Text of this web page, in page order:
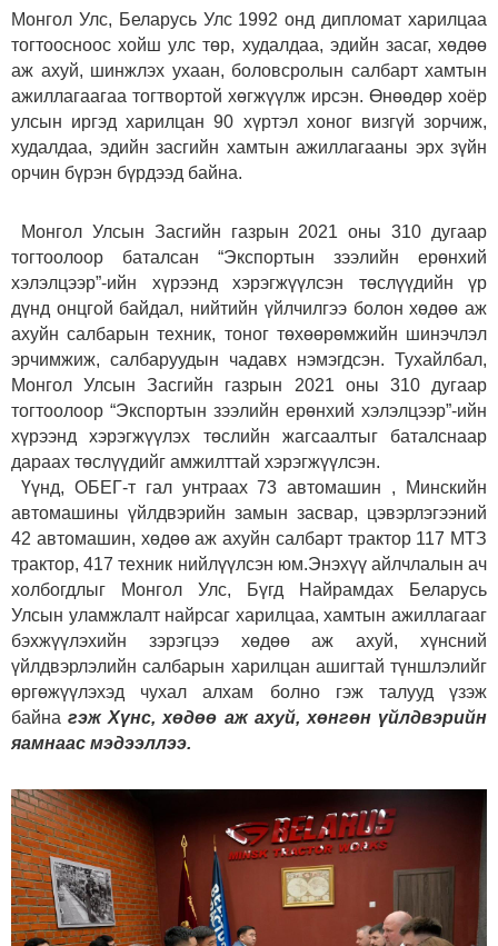
Монгол Улс, Беларусь Улс 1992 онд дипломат харилцаа
тогтоосноос хойш улс төр, худалдаа, эдийн засаг, хөдөө
аж ахуй, шинжлэх ухаан, боловсролын салбарт хамтын
ажиллагаагаа тогтвортой хөгжүүлж ирсэн. Өнөөдөр хоёр
улсын иргэд харилцан 90 хүртэл хоног визгүй зорчиж,
худалдаа, эдийн засгийн хамтын ажиллагааны эрх зүйн
орчин бүрэн бүрдээд байна.
Монгол Улсын Засгийн газрын 2021 оны 310 дугаар
тогтоолоор баталсан “Экспортын зээлийн ерөнхий
хэлэлцээр”-ийн хүрээнд хэрэгжүүлсэн төслүүдийн үр
дүнд онцгой байдал, нийтийн үйлчилгээ болон хөдөө аж
ахуйн салбарын техник, тоног төхөөрөмжийн шинэчлэл
эрчимжиж, салбаруудын чадавх нэмэгдсэн. Тухайлбал,
Монгол Улсын Засгийн газрын 2021 оны 310 дугаар
тогтоолоор “Экспортын зээлийн ерөнхий хэлэлцээр”-ийн
хүрээнд хэрэгжүүлэх төслийн жагсаалтыг баталснаар
дараах төслүүдийг амжилттай хэрэгжүүлсэн.
Үүнд, ОБЕГ-т гал унтраах 73 автомашин , Минскийн
автомашины үйлдвэрийн замын засвар, цэвэрлэгээний
42 автомашин, хөдөө аж ахуйн салбарт трактор 117 МТЗ
трактор, 417 техник нийлүүлсэн юм.Энэхүү айлчлалын ач
холбогдлыг Монгол Улс, Бүгд Найрамдах Беларусь
Улсын уламжлалт найрсаг харилцаа, хамтын ажиллагааг
бэхжүүлэхийн зэрэгцээ хөдөө аж ахуй, хүнсний
үйлдвэрлэлийн салбарын харилцан ашигтай түншлэлийг
өргөжүүлэхэд чухал алхам болно гэж талууд үзэж
байнагэж Хүнс, хөдөө аж ахуй, хөнгөн үйлдвэрийн
яамнаас мэдээллээ.